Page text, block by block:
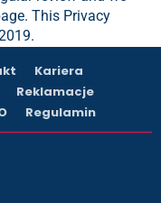
This Privacy
Kariera
Reklamacje
Regulamin